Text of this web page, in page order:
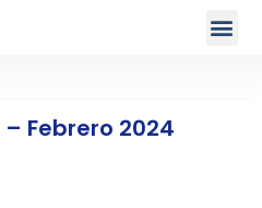
Febrero 2024